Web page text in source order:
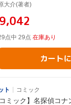
大介(著者)
¥9,042
点中 29点 在庫あり
カート
ト コミック
コミック】名探偵コ